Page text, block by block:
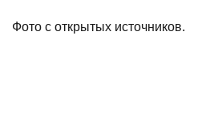
Фото с открытых источников.